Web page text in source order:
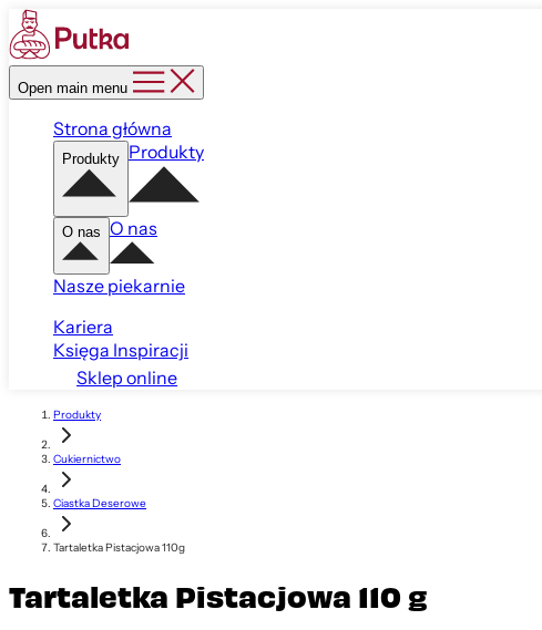
Open main menu
Strona główna
Produkty Produkty
O nas O nas
Nasze piekarnie
Kariera
Księga Inspiracji
Sklep online
Produkty
Cukiernictwo
Ciastka Deserowe
Tartaletka Pistacjowa 110g
Tartaletka Pistacjowa 110 g